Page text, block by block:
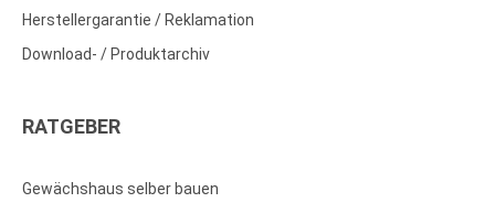
Herstellergarantie / Reklamation
Download- / Produktarchiv
RATGEBER
Gewächshaus selber bauen